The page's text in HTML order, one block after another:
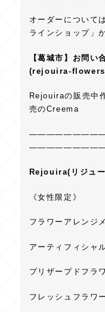
オーダーについて
ラインショップ」
【葛城市】お問
(rejouira-
Rejouiraの販売中
売のCreema
Rejouira(リジュ
《女性限定》
フラワーアレンジ
アーティフィシャ
プリザープドフラ
フレッシュフラワー